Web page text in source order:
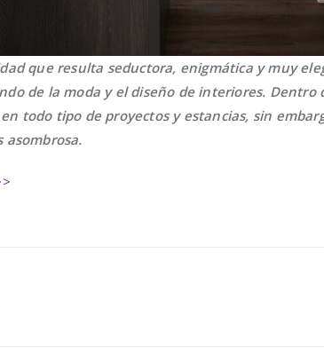
que resulta seductora, enigmática y muy
de la moda y el diseño de interiores. Dentro
todo tipo de proyectos y estancias, sin
asombrosa.